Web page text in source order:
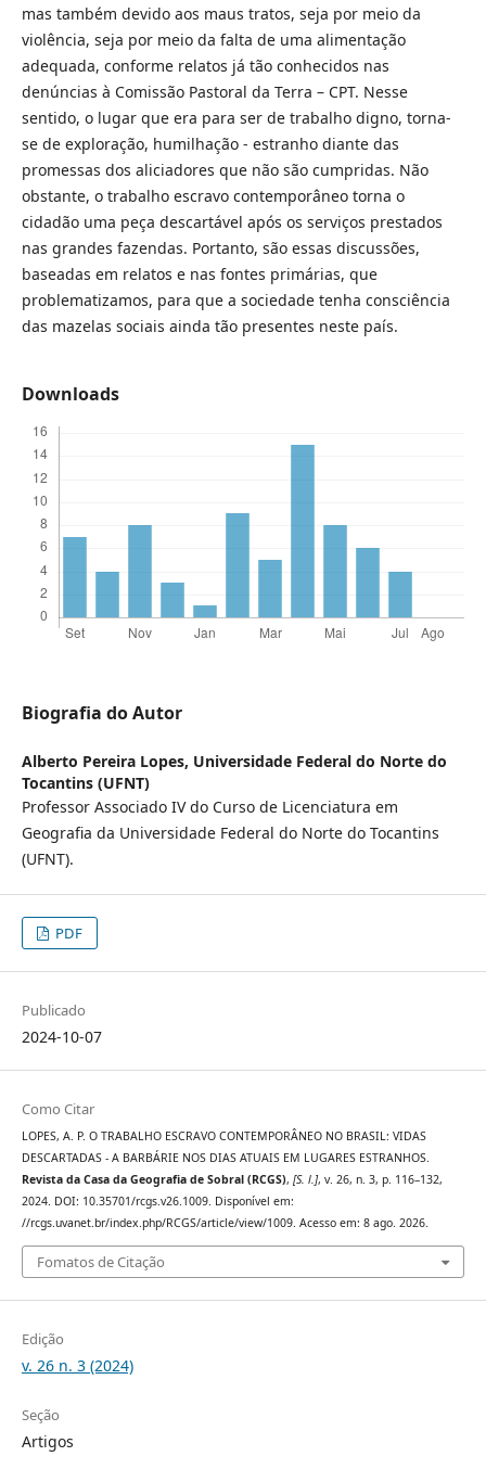
mas também devido aos maus tratos, seja por meio da
violência, seja por meio da falta de uma alimentação
adequada, conforme relatos já tão conhecidos nas
denúncias à Comissão Pastoral da Terra – CPT. Nesse
sentido, o lugar que era para ser de trabalho digno, torna-
se de exploração, humilhação - estranho diante das
promessas dos aliciadores que não são cumpridas. Não
obstante, o trabalho escravo contemporâneo torna o
cidadão uma peça descartável após os serviços prestados
nas grandes fazendas. Portanto, são essas discussões,
baseadas em relatos e nas fontes primárias, que
problematizamos, para que a sociedade tenha consciência
das mazelas sociais ainda tão presentes neste país.
Downloads
Biografia do Autor
Alberto Pereira Lopes, Universidade Federal do Norte do
Tocantins (UFNT)
Professor Associado IV do Curso de Licenciatura em
Geografia da Universidade Federal do Norte do Tocantins
(UFNT).
PDF
Publicado
2024-10-07
Como Citar
LOPES, A. P. O TRABALHO ESCRAVO CONTEMPORÂNEO NO BRASIL: VIDAS
DESCARTADAS - A BARBÁRIE NOS DIAS ATUAIS EM LUGARES ESTRANHOS.
Revista da Casa da Geografia de Sobral (RCGS), [S. l.], v. 26, n. 3, p. 116–132,
2024. DOI: 10.35701/rcgs.v26.1009. Disponível em:
//rcgs.uvanet.br/index.php/RCGS/article/view/1009. Acesso em: 8 ago. 2026.
Fomatos de Citação
Edição
v. 26 n. 3 (2024)
Seção
Artigos